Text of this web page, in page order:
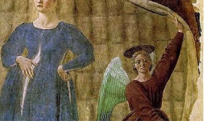
sociali, e la sua opera riflette questa
un poema epico-mitologico in 20
40.000 versi. Narra la storia
tratta dalla mitologia ...